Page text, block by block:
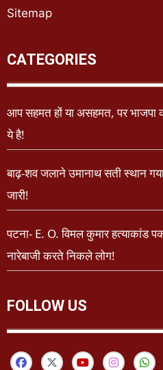
Sitemap
CATEGORIES
आप सहमत हों या असहमत, पर भाजपा
ये है!
बाढ़-शव जलाने उमानाथ सती स्थान
जारी!
पटना- E. O. विमल कुमार हत्याकांड
नारेबाजी करते निकले लोग!
FOLLOW US